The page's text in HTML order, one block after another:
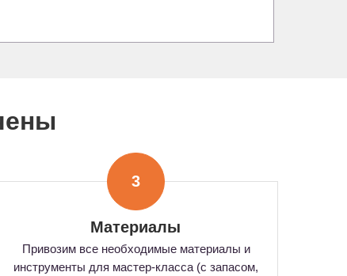
Материалы
Привозим все необходимые материалы и
инструменты для мастер-класса (с запасом,
3